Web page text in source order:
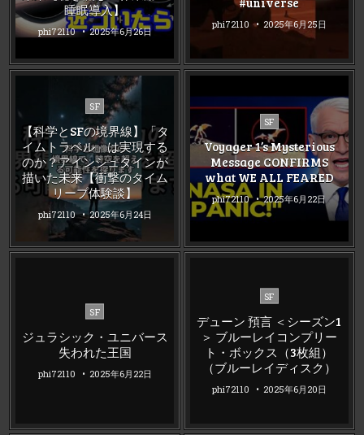
睡眠導入】
phi72110 2025年6月26日
phi72110 2025年6月25日
Posted
in
SF
【科学とSFの境界線】「タ
イムトラベル」は実現する
のか？アインシュタインが
描いた未来【衝撃のタイム
リープ体験談】
phi72110 2025年6月24日
Posted
in
SF
Voyager 1’s Mysterious
Message CONFIRMS
what WE ALL FEARED
phi72110 2025年6月22日
Posted
SF
ジュラシック・ユニバース
失われた王国
phi72110 2025年6月22日
Posted
SF
デューン 預言 ＜シーズン1
＞ ブルーレイコンプリー
ト・ボックス（3枚組）
（ブルーレイディスク）
phi72110 2025年6月20日